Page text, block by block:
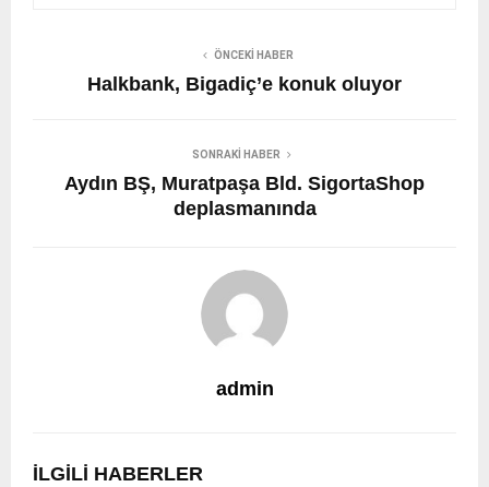
ÖNCEKI HABER
Halkbank, Bigadiç’e konuk oluyor
SONRAKI HABER
Aydın BŞ, Muratpaşa Bld. SigortaShop
deplasmanında
admin
İLGILI HABERLER